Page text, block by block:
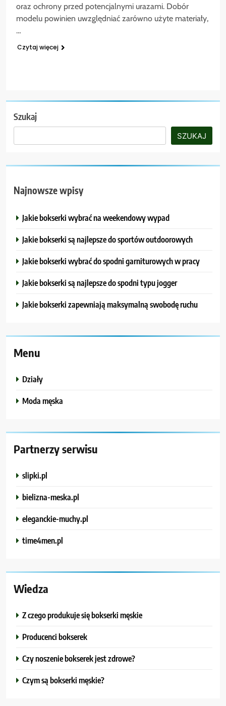
oraz ochrony przed potencjalnymi urazami. Dobór
modelu powinien uwzględniać zarówno użyte materiały,
…
Czytaj więcej
Szukaj
SZUKAJ
Najnowsze wpisy
Jakie bokserki wybrać na weekendowy wypad
Jakie bokserki są najlepsze do sportów outdoorowych
Jakie bokserki wybrać do spodni garniturowych w pracy
Jakie bokserki są najlepsze do spodni typu jogger
Jakie bokserki zapewniają maksymalną swobodę ruchu
Menu
Działy
Moda męska
Partnerzy serwisu
slipki.pl
bielizna-meska.pl
eleganckie-muchy.pl
time4men.pl
Wiedza
Z czego produkuje się bokserki męskie
Producenci bokserek
Czy noszenie bokserek jest zdrowe?
Czym są bokserki męskie?